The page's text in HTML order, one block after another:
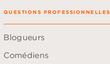
QUESTIONS PROFESSIONNELLES
Blogueurs
Comédiens